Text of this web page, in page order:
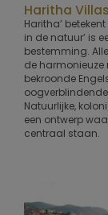
Haritha
Haritha’ betekent
in de natuur’ is
bestemming.
de harmonieuze
bekroonde
Natuurlijke,
een ontwerp
centraal staan.